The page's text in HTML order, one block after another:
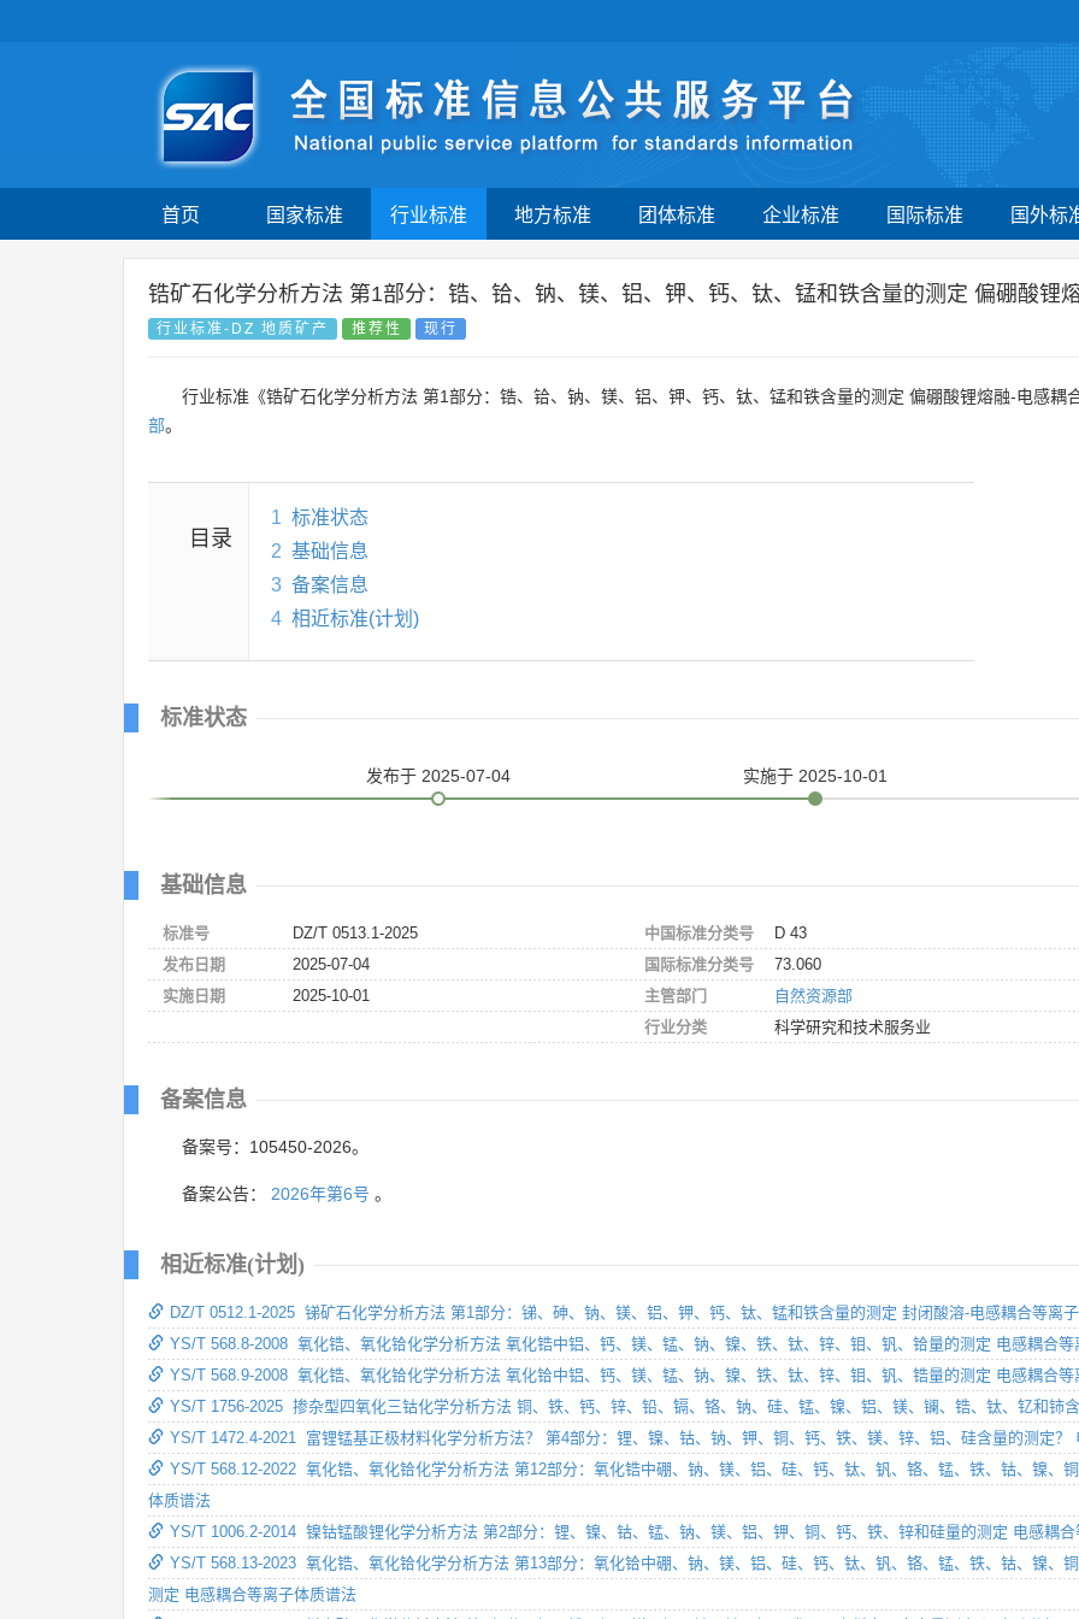
首页 国家标准 行业标准 地方标准 团体标准 企业标准 国际标准 国外标
锆矿石化学分析方法 第1部分：锆、铪、钠、镁、铝、钾、钙、钛、锰和铁含量的测定 偏硼酸锂
行业标准-DZ 地质矿产 推荐性 现行
行业标准《锆矿石化学分析方法 第1部分：锆、铪、钠、镁、铝、钾、钙、钛、锰和铁含量的测定 偏硼酸锂熔融-电感耦
部。
目录
1 标准状态
2 基础信息
3 备案信息
4 相近标准(计划)
标准状态
发布于 2025-07-04 实施于 2025-10-01
基础信息
标准号
DZ/T 0513.1-2025
发布日期
2025-07-04
实施日期
2025-10-01
中国标准分类号
D 43
国际标准分类号
73.060
主管部门
自然资源部
行业分类
科学研究和技术服务业
备案信息
备案号：105450-2026。
备案公告： 2026年第6号 。
相近标准(计划)
DZ/T 0512.1-2025 锑矿石化学分析方法 第1部分：锑、砷、钠、镁、铝、钾、钙、钛、锰和铁含量的测定 封闭酸溶-电感耦合等离
YS/T 568.8-2008 氧化锆、氧化铪化学分析方法 氧化锆中铝、钙、镁、锰、钠、镍、铁、钛、锌、钼、钒、铪量的测定 电感耦合
YS/T 568.9-2008 氧化锆、氧化铪化学分析方法 氧化铪中铝、钙、镁、锰、钠、镍、铁、钛、锌、钼、钒、锆量的测定 电感耦合
YS/T 1756-2025 掺杂型四氧化三钴化学分析方法 铜、铁、钙、锌、铅、镉、铬、钠、硅、锰、镍、铝、镁、镧、锆、钛、钇和铈
YS/T 1472.4-2021 富锂锰基正极材料化学分析方法？ 第4部分：锂、镍、钴、钠、钾、铜、钙、铁、镁、锌、铝、硅含量的测定？
YS/T 568.12-2022 氧化锆、氧化铪化学分析方法 第12部分：氧化锆中硼、钠、镁、铝、硅、钙、钛、钒、铬、锰、铁、钴、镍、
体质谱法
YS/T 1006.2-2014 镍钴锰酸锂化学分析方法 第2部分：锂、镍、钴、锰、钠、镁、铝、钾、铜、钙、铁、锌和硅量的测定 电感耦
YS/T 568.13-2023 氧化锆、氧化铪化学分析方法 第13部分：氧化铪中硼、钠、镁、铝、硅、钙、钛、钒、铬、锰、铁、钴、镍、
测定 电感耦合等离子体质谱法